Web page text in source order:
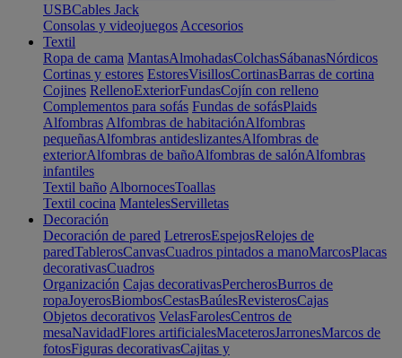
USBCables Jack
Consolas y videojuegos Accesorios
Textil
Ropa de cama MantasAlmohadasColchasSábanasNórdicos
Cortinas y estores EstoresVisillosCortinasBarras de cortina
Cojines RellenoExteriorFundasCojín con relleno
Complementos para sofás Fundas de sofásPlaids
Alfombras Alfombras de habitaciónAlfombras
pequeñasAlfombras antideslizantesAlfombras de
exteriorAlfombras de bañoAlfombras de salónAlfombras
infantiles
Textil baño AlbornocesToallas
Textil cocina MantelesServilletas
Decoración
Decoración de pared LetrerosEspejosRelojes de
paredTablerosCanvasCuadros pintados a manoMarcosPlacas
decorativasCuadros
Organización Cajas decorativasPercherosBurros de
ropaJoyerosBiombosCestasBaúlesRevisterosCajas
Objetos decorativos VelasFarolesCentros de
mesaNavidadFlores artificialesMaceterosJarronesMarcos de
fotosFiguras decorativasCajitas y